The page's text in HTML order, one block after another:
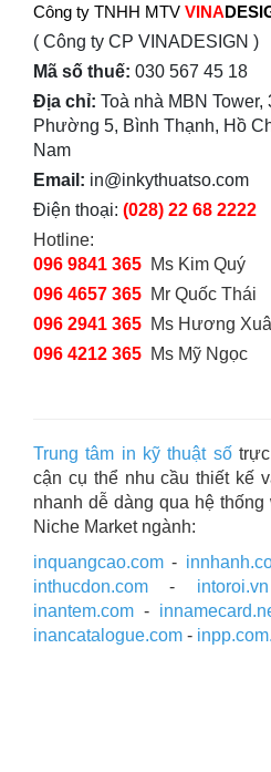
Công ty TNHH MTV VINA
( Công ty CP VINADESIGN )
Mã số thuế: 030 567 45 18
Địa chỉ: Toà nhà MBN
Phường 5, Bình Thạnh, Hồ
Nam
Email: in@inkythuatso.com
Điện thoại: (028) 22 68 2222
Hotline:
096 9841 365 Ms Kim Quý
096 4657 365 Mr Quốc Thái
096 2941 365 Ms Hương
096 4212 365 Ms Mỹ Ngọc
Trung tâm in kỹ thuật sốtrực
cận cụ thể nhu cầu thiết kế
nhanh dễ dàng qua hệ
Niche Market ngành:
inquangcao.com -
inthucdon.com - intoroi.vn
inantem.com -
inancatalogue.com -